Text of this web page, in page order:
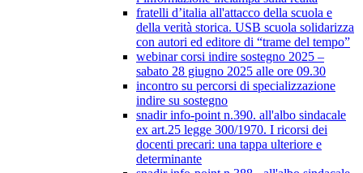
fratelli d’italia all'attacco della scuola e
della verità storica. USB scuola solidarizza
con autori ed editore di “trame del tempo”
webinar corsi indire sostegno 2025 –
sabato 28 giugno 2025 alle ore 09.30
incontro su percorsi di specializzazione
indire su sostegno
snadir info-point n.390. all'albo sindacale
ex art.25 legge 300/1970. I ricorsi dei
docenti precari: una tappa ulteriore e
determinante